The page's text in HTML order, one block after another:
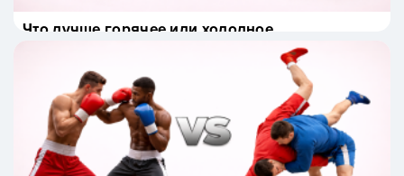
Что лучше горячее или холодное